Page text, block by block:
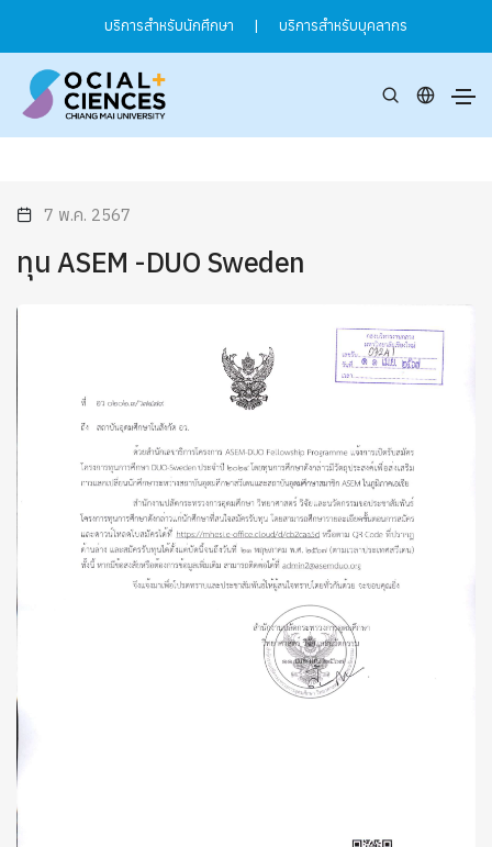
บริการสำหรับนักศึกษา | บริการสำหรับบุคลากร
7 พ.ค. 2567
ทุน ASEM -DUO Sweden